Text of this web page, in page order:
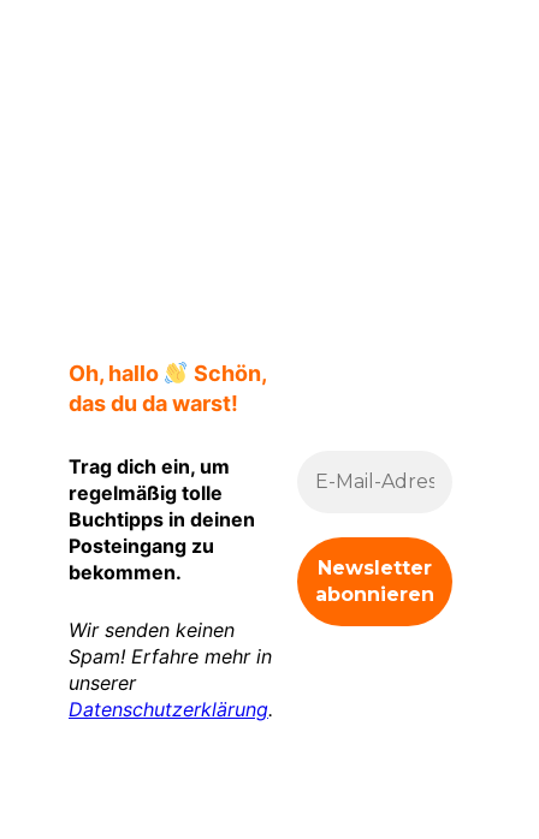
Oh, hallo
Schön,
das du da warst!
Trag dich ein, um
regelmäßig tolle
Buchtipps in deinen
Posteingang zu
bekommen.
Wir senden keinen
Spam! Erfahre mehr in
unserer
Datenschutzerklärung.